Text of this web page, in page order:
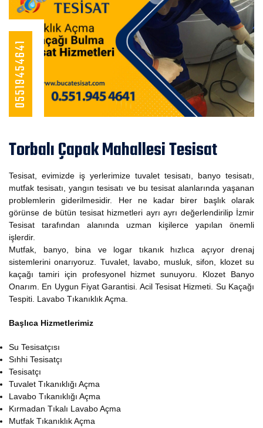
05519454641
Torbalı Çapak Mahallesi Tesisat
Tesisat, evimizde iş yerlerimize tuvalet tesisatı, banyo tesisatı,
mutfak tesisatı, yangın tesisatı ve bu tesisat alanlarında yaşanan
problemlerin giderilmesidir. Her ne kadar birer başlık olarak
görünse de bütün tesisat hizmetleri ayrı ayrı değerlendirilip İzmir
Tesisat tarafından alanında uzman kişilerce yapılan önemli
işlerdir.
Mutfak, banyo, bina ve logar tıkanık hızlıca açıyor drenaj
sistemlerini onarıyoruz. Tuvalet, lavabo, musluk, sifon, klozet su
kaçağı tamiri için profesyonel hizmet sunuyoru. Klozet Banyo
Onarım. En Uygun Fiyat Garantisi. Acil Tesisat Hizmeti. Su Kaçağı
Tespiti. Lavabo Tıkanıklık Açma.
Başlıca Hizmetlerimiz
Su Tesisatçısı
Sıhhi Tesisatçı
Tesisatçı
Tuvalet Tıkanıklığı Açma
Lavabo Tıkanıklığı Açma
Kırmadan Tıkalı Lavabo Açma
Mutfak Tıkanıklık Açma